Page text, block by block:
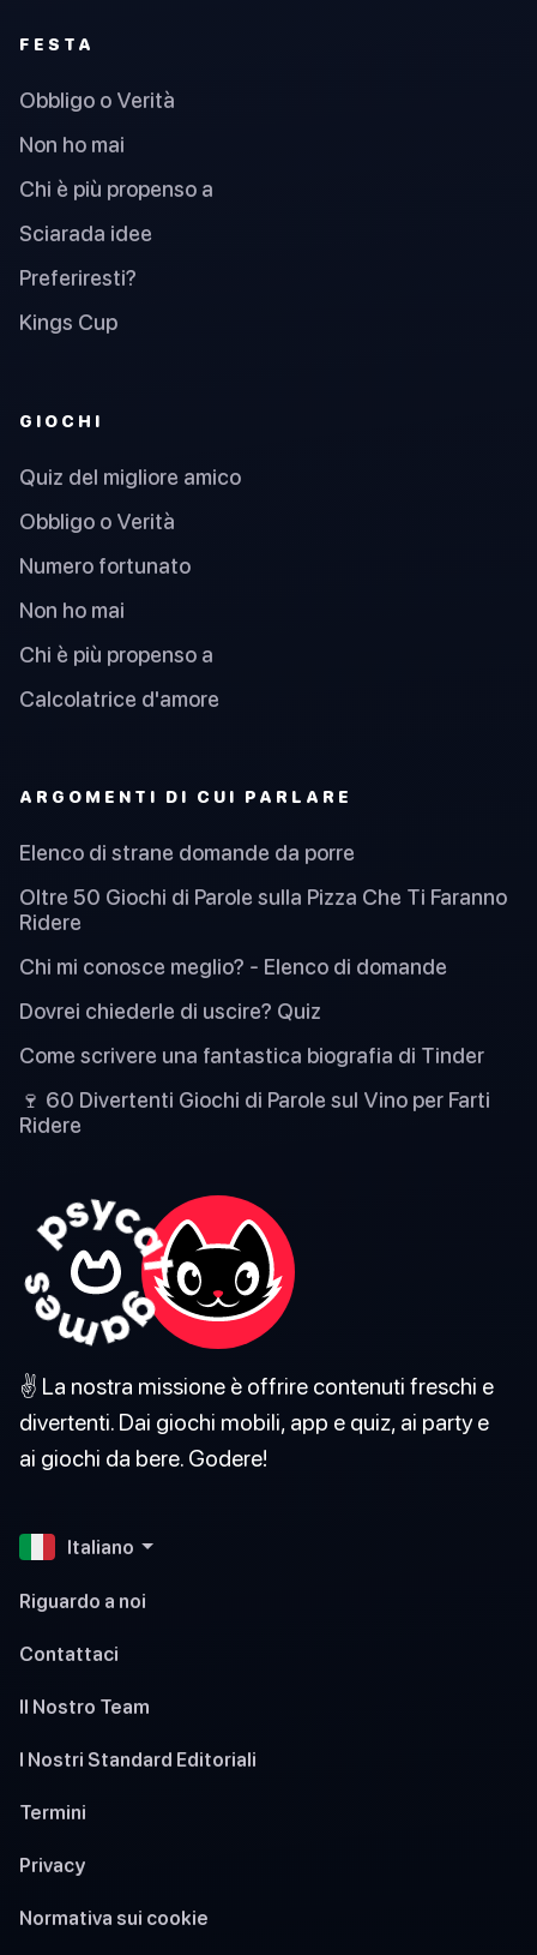
FESTA
Obbligo o Verità
Non ho mai
Chi è più propenso a
Sciarada idee
Preferiresti?
Kings Cup
GIOCHI
Quiz del migliore amico
Obbligo o Verità
Numero fortunato
Non ho mai
Chi è più propenso a
Calcolatrice d'amore
ARGOMENTI DI CUI PARLARE
Elenco di strane domande da porre
Oltre 50 Giochi di Parole sulla Pizza Che Ti Faranno
Ridere
Chi mi conosce meglio? - Elenco di domande
Dovrei chiederle di uscire? Quiz
Come scrivere una fantastica biografia di Tinder
🍷 60 Divertenti Giochi di Parole sul Vino per Farti
Ridere
✌️ La nostra missione è offrire contenuti freschi e
divertenti. Dai giochi mobili, app e quiz, ai party e
ai giochi da bere. Godere!
Italiano
Riguardo a noi
Contattaci
Il Nostro Team
I Nostri Standard Editoriali
Termini
Privacy
Normativa sui cookie